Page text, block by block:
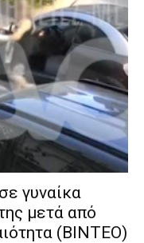
γυναίκα
μετά από
(ΒΙΝΤΕΟ)